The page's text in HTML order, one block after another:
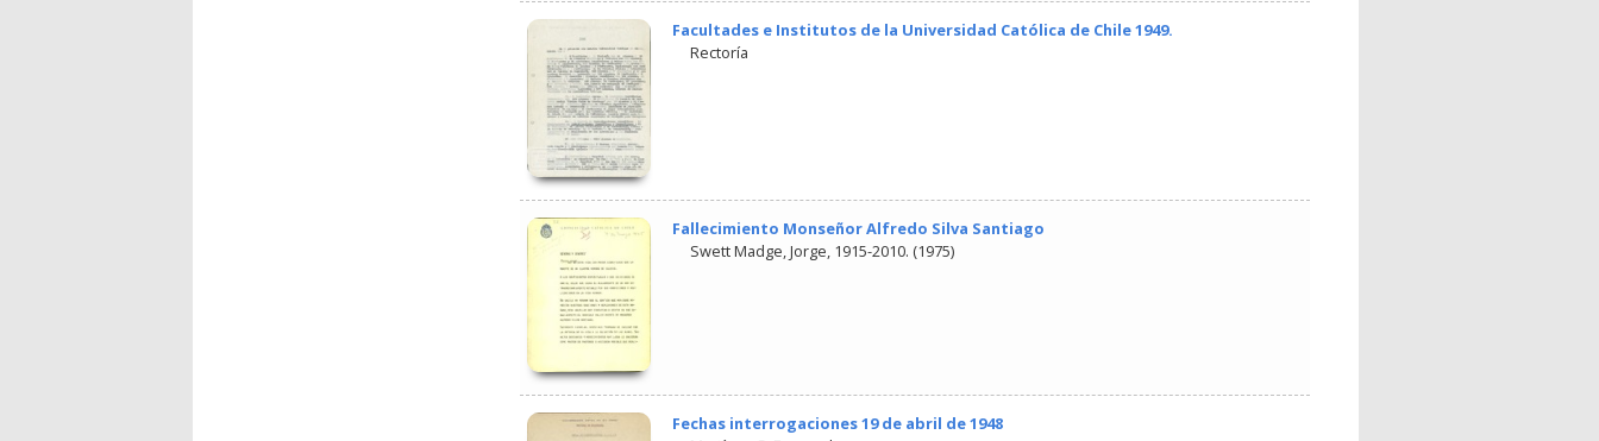
Facultades e Institutos de la Universidad Católica de Chile 1949.
Rectoría
Fallecimiento Monseñor Alfredo Silva Santiago
Swett Madge, Jorge, 1915-2010. (1975)
Fechas interrogaciones 19 de abril de 1948